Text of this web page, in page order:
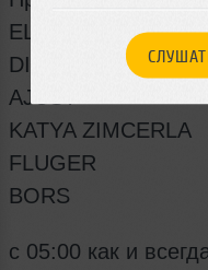
ELENA
DIANA SAINTD
AJUST
KATYA ZIMCERLA
FLUGER
BORS
c 05:00 как и